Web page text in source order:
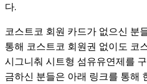
다.
코스트코 회원 카드가 없으신 분
통해 코스트코 회원권 없이도 코
시그니춰 시트형 섬유유연제를
금하신 분들은 아래 링크를 통해